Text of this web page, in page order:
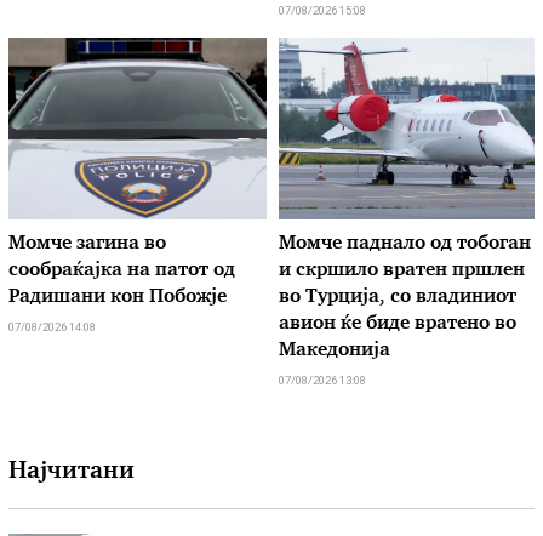
07/08/2026 15:08
Момче загина во
сообраќајка на патот од
Радишани кон Побожје
07/08/2026 14:08
Момче паднало од тобоган
и скршило вратен пршлен
во Турција, со владиниот
авион ќе биде вратено во
Македонија
07/08/2026 13:08
Најчитани